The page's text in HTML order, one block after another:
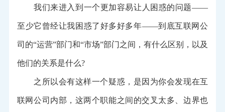
我们来进入到一个更加容易让人困惑的问题——
至少它曾经让我困惑了好多好多年——到底互联网公
司的“运营”部门和“市场”部门之间，有什么区别，以及
他们的关系是什么?
之所以会有这样一个疑惑，是因为你会发现在互
联网公司内部，这两个职能之间的交叉太多、边界也